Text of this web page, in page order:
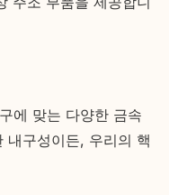
에 맞는 다양한 금속
내구성이든, 우리의 핵